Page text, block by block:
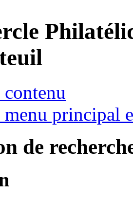
principal
de